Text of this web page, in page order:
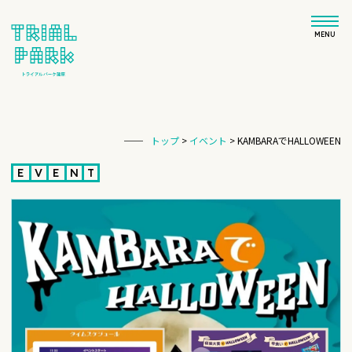
MENU
トップ > イベント >KAMBARAでHALLOWEEN
E V E N T